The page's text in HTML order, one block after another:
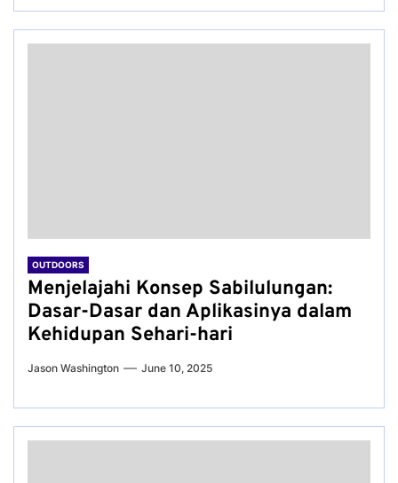
OUTDOORS
Menjelajahi Konsep Sabilulungan:
Dasar-Dasar dan Aplikasinya dalam
Kehidupan Sehari-hari
Jason Washington June 10, 2025